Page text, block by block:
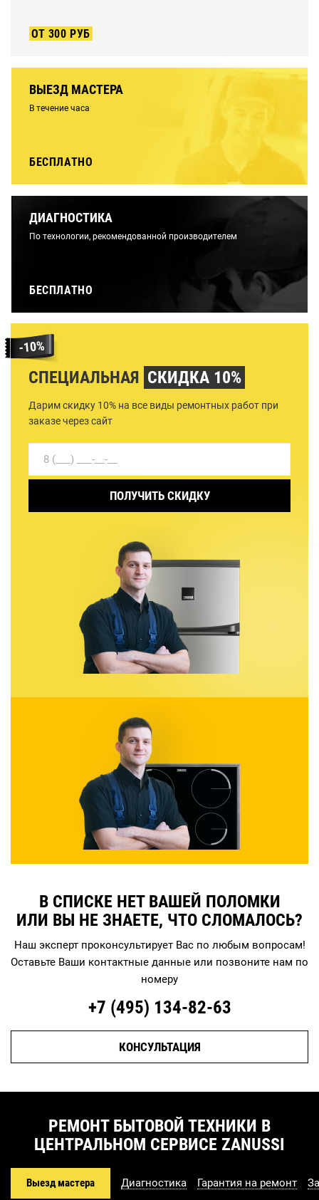
ОТ 300 РУБ
ВЫЕЗД МАСТЕРА
В течение часа
БЕСПЛАТНО
ДИАГНОСТИКА
По технологии, рекомендованной производителем
БЕСПЛАТНО
СПЕЦИАЛЬНАЯ СКИДКА 10%
Дарим скидку 10% на все виды ремонтных работ при
заказе через сайт
ПОЛУЧИТЬ СКИДКУ
В СПИСКЕ НЕТ ВАШЕЙ ПОЛОМКИ
ИЛИ ВЫ НЕ ЗНАЕТЕ, ЧТО СЛОМАЛОСЬ?
Наш эксперт проконсультирует Вас по любым вопросам!
Оставьте Ваши контактные данные или позвоните нам по
номеру
+7 (495) 134-82-63
КОНСУЛЬТАЦИЯ
РЕМОНТ БЫТОВОЙ ТЕХНИКИ В
ЦЕНТРАЛЬНОМ СЕРВИСЕ ZANUSSI
Выезд мастера Диагностика Гарантия на ремонт